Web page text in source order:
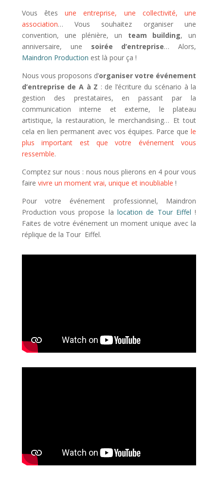
Vous êtes une entreprise, une collectivité, une
association… Vous souhaitez organiser une
convention, une plénière, un team building, un
anniversaire, une soirée d’entreprise… Alors,
Maindron Production est là pour ça !
Nous vous proposons d’organiser votre événement
d’entreprise de A à Z : de l’écriture du scénario à la
gestion des prestataires, en passant par la
communication interne et externe, le plateau
artistique, la restauration, le merchandising… Et tout
cela en lien permanent avec vos équipes. Parce quele
plus important est que votre événement vous
ressemble.
Comptez sur nous : nous nous plierons en 4 pour vous
faire vivre un moment vrai, unique et inoubliable !
Pour votre événement professionnel, Maindron
Production vous propose la location de Tour Eiffel !
Faites de votre événement un moment unique avec la
réplique de la Tour Eiffel.